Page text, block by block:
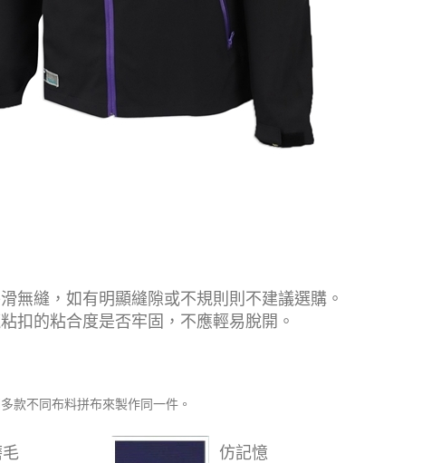
無縫，如有明顯縫隙或不規則則不建議選購。
扣的粘合度是否牢固，不應輕易脫開。
款不同布料拼布來製作同一件。
仿記憶